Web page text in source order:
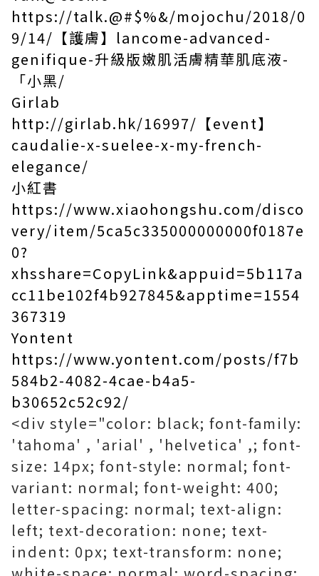
https://talk.@#$%&/mojochu/2018/0
9/14/ 【護膚】 lancome-advanced-
genifique-升級版嫩肌活膚精華肌底液-
「小黑/
Girlab
http://girlab.hk/16997/ 【event】
caudalie-x-suelee-x-my-french-
elegance/
小紅書
https://www.xiaohongshu.com/disco
very/item/5ca5c335000000000f0187e
0?
xhsshare=CopyLink&appuid=5b117a
cc11be102f4b927845&apptime=1554
367319
Yontent
https://www.yontent.com/posts/f7b
584b2-4082-4cae-b4a5-
b30652c52c92/
<div style="color: black; font-family:
'tahoma' , 'arial' , 'helvetica' ,; font-
size: 14px; font-style: normal; font-
variant: normal; font-weight: 400;
letter-spacing: normal; text-align:
left; text-decoration: none; text-
indent: 0px; text-transform: none;